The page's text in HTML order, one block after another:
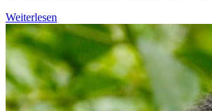
Weiterlesen